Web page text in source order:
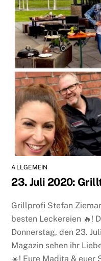
ALLGEMEIN
23. Juli 2020:
Grillprofi Stefan
besten Leckereien 🔥!
Donnerstag, den 23.
Magazin sehen ihr
☀️! Eure Madita & euer